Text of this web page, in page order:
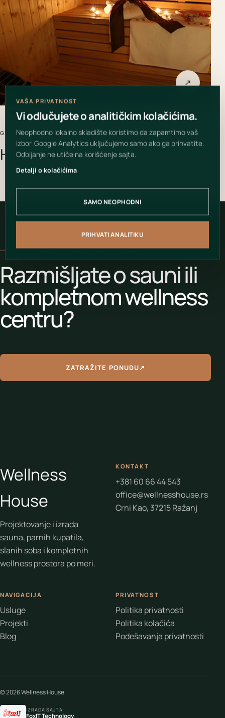
↗
GALERIJA PROJEKTA
Hotel Hollywood
VAŠ PROSTOR MOŽE BITI SLEDEĆI
Razmišljate o sauni ili
kompletnom wellness
centru?
ZATRAŽITE PONUDU↗
VAŠA PRIVATNOST
Vi odlučujete o analitičkim kolačićima.
Neophodno lokalno skladište koristimo da zapamtimo vaš
izbor. Google Analytics uključujemo samo ako ga prihvatite.
Odbijanje ne utiče na korišćenje sajta.
Detalji o kolačićima
SAMO NEOPHODNI
PRIHVATI ANALITIKU
Wellness
House
Projektovanje i izrada
sauna, parnih kupatila,
slanih soba i kompletnih
wellness prostora po meri.
KONTAKT
+381 60 66 44 543
office@wellnesshouse.rs
Crni Kao, 37215 Ražanj
NAVIGACIJA
Usluge
Projekti
Blog
PRIVATNOST
Politika privatnosti
Politika kolačića
Podešavanja privatnosti
© 2026 Wellness House
IZRADA SAJTA
FoxIT Technology